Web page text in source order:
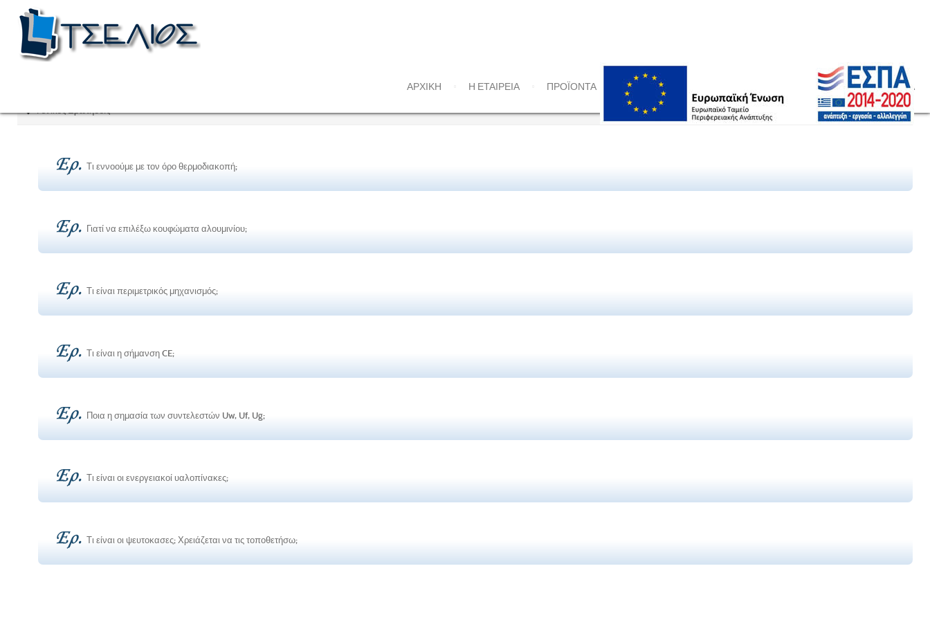
ΑΡΧΙΚΗ Η ΕΤΑΙΡΕΙΑ ΠΡΟΪΌΝΤΑ ΑΡΘΡΑ ΣΥΧΝΈΣ ΕΡΩΤΉΣΕΙΣ ΈΡΓΑ
Γενικές Ερωτήσεις
Τι εννοούμε με τον όρο θερμοδιακοπή;
Γιατί να επιλέξω κουφώματα αλουμινίου;
Τι είναι περιμετρικός μηχανισμός;
Τι είναι η σήμανση CE;
Ποια η σημασία των συντελεστών Uw, Uf, Ug;
Τι είναι οι ενεργειακοί υαλοπίνακες;
Τι είναι οι ψευτοκασες; Χρειάζεται να τις τοποθετήσω;